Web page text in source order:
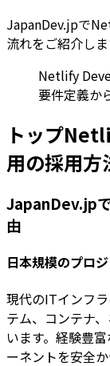
JapanDev.jpで
流れをご紹介しま
Netlify
要件定義か
トップ
用の採用方
JapanDev.jp
由
日本規模のプロ
現代のITインフ
テム、コンテナ
います。経験豊
ーネントを安全